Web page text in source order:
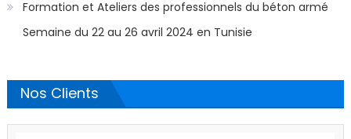
Formation et Ateliers des professionnels du béton armé
Semaine du 22 au 26 avril 2024 en Tunisie
Nos Clients